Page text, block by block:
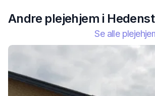
Andre plejehjem i
Se alle